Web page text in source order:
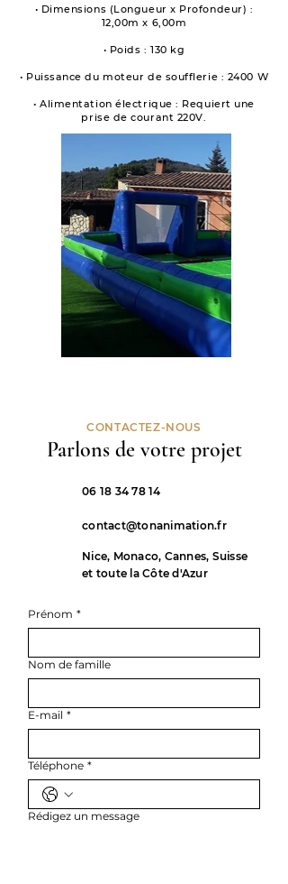
• Dimensions (Longueur x Profondeur) :
12,00m x 6,00m
• Poids : 130 kg
• Puissance du moteur de soufflerie : 2400 W
• Alimentation électrique : Requiert une
prise de courant 220V.
CONTACTEZ-NOUS
Parlons de votre projet
06 18 34 78 14
contact@tonanimation.fr
Nice, Monaco, Cannes, Suisse
et toute la Côte d'Azur
Prénom *
Nom de famille
E-mail *
Téléphone *
Rédigez un message